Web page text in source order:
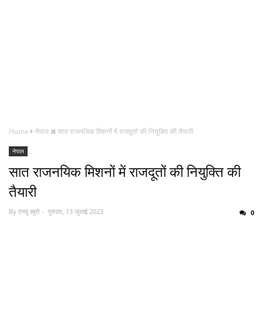
Home नेपाल सात राजनयिक मिशनों में राजदूतों की नियुक्ति की तैयारी
नेपाल
सात राजनयिक मिशनों में राजदूतों की नियुक्ति की
तैयारी
By एनयू ब्यूरो गुरुवार, 13 जुलाई 2023 0